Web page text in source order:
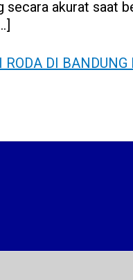
secara akurat saat
DI BANDUNG